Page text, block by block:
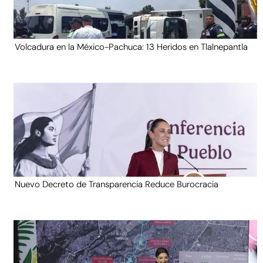
Volcadura en la México-Pachuca: 13 Heridos en Tlalnepantla
Nuevo Decreto de Transparencia Reduce Burocracia